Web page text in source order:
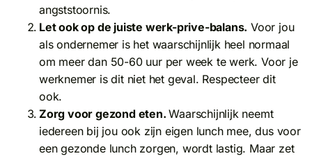
angststoornis.
Let ook op de juiste werk-prive-balans. Voor jou
als ondernemer is het waarschijnlijk heel normaal
om meer dan 50-60 uur per week te werk. Voor je
werknemer is dit niet het geval. Respecteer dit
ook.
Zorg voor gezond eten.Waarschijnlijk neemt
iedereen bij jou ook zijn eigen lunch mee, dus voor
een gezonde lunch zorgen, wordt lastig. Maar zet